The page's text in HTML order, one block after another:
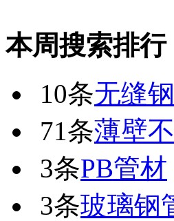
本周搜索排行
10条无缝
71条薄壁
3条PB管材
3条玻璃钢